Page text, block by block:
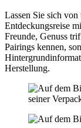
Lassen Sie sich
Entdeckungsreise
Freunde, Genuss
Pairings kennen,
Herstellung.